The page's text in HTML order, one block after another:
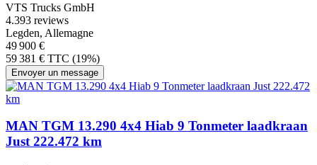
VTS Trucks GmbH
4.393 reviews
Legden, Allemagne
49 900 €
59 381 € TTC (19%)
Envoyer un message
MAN TGM 13.290 4x4 Hiab 9 Tonmeter laadkraan
Just 222.472 km